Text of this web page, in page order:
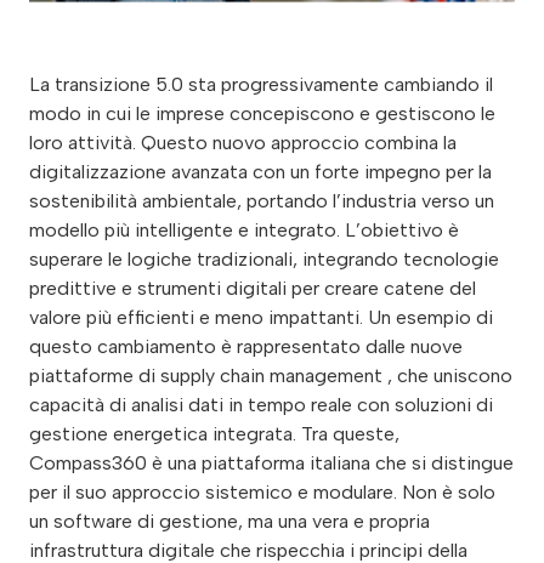
La transizione 5.0 sta progressivamente cambiando il
modo in cui le imprese concepiscono e gestiscono le
loro attività. Questo nuovo approccio combina la
digitalizzazione avanzata con un forte impegno per la
sostenibilità ambientale, portando l’industria verso un
modello più intelligente e integrato. L’obiettivo è
superare le logiche tradizionali, integrando tecnologie
predittive e strumenti digitali per creare catene del
valore più efficienti e meno impattanti. Un esempio di
questo cambiamento è rappresentato dalle nuove
piattaforme di supply chain management , che uniscono
capacità di analisi dati in tempo reale con soluzioni di
gestione energetica integrata. Tra queste,
Compass360 è una piattaforma italiana che si distingue
per il suo approccio sistemico e modulare. Non è solo
un software di gestione, ma una vera e propria
infrastruttura digitale che rispecchia i principi della